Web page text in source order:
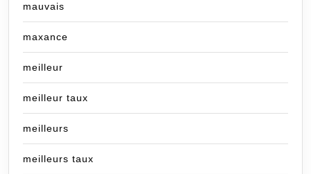
mauvais
maxance
meilleur
meilleur taux
meilleurs
meilleurs taux